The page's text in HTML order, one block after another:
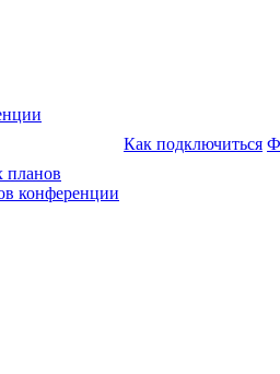
планов
конференции
Как подключиться